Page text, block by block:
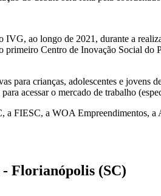
ao longo de 2021, durante a
Centro de Inovação Social
crianças, adolescentes e jovens
acessar o mercado de trabalho
FIESC, a WOA Empreendimentos,
Florianópolis (SC)